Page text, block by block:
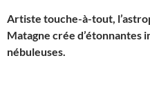
Artiste touche-à-tout,
Matagne crée d’étonnantes
nébuleuses.